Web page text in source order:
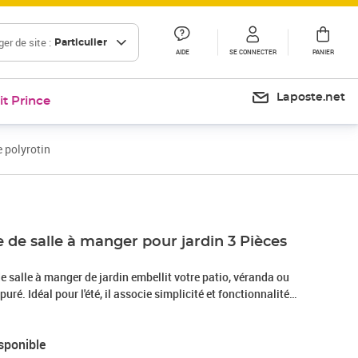
de site : Particulier
AIDE SE CONNECTER PANIER
Prince Laposte.net
polyrotin
de salle à manger pour jardin 3 Pièces
salle à manger de jardin embellit votre patio, véranda ou
Idéal pour l'été, il associe simplicité et fonctionnalité
et de l'acier. La texture tissée en poly rattan ajoute une
ensemble est prêt pour vos repas en plein air. Créez une